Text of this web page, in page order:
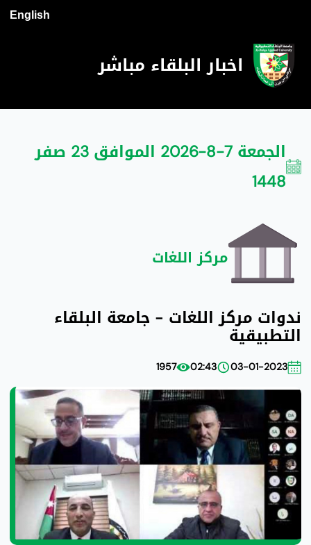
English
اخبار البلقاء مباشر
الجمعة 7-8-2026 الموافق 23 صفر
1448
مركز اللغات
ندوات مركز اللغات - جامعة البلقاء
التطبيقية
03-01-2023
02:43
1957